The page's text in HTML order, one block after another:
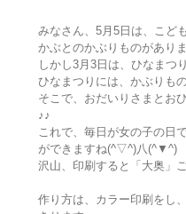
みなさん、5月5日は、こど
かぶとのかぶりものがありま
しかし3月3日は、ひなまつ
ひなまつりには、かぶりも
そこで、おだいりさまとお
♪♪
これで、毎日が女の子の日
ができますね(^▽^)八(^▼^)
沢山、印刷すると「大奥」
作り方は、カラー印刷をし